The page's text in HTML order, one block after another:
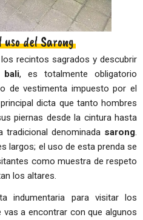
del Sarong
recintos sagrados y descubrir
, es totalmente obligatorio
de vestimenta impuesto por el
dicta que tanto hombres
piernas desde la cintura hasta
tradicional denominada sarong.
largos; el uso de esta prenda se
como muestra de respeto
los altares.
indumentaria para visitar los
vas a encontrar con que algunos